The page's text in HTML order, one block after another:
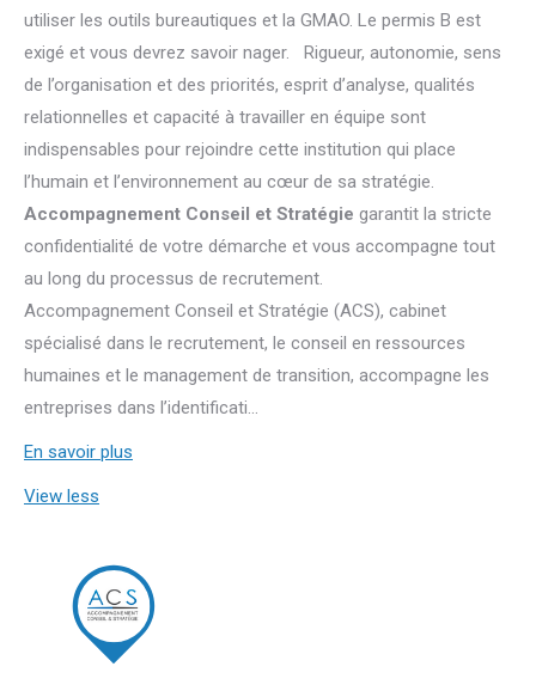
utiliser les outils bureautiques et la GMAO. Le permis B est
exigé et vous devrez savoir nager. Rigueur, autonomie, sens
de l’organisation et des priorités, esprit d’analyse, qualités
relationnelles et capacité à travailler en équipe sont
indispensables pour rejoindre cette institution qui place
l’humain et l’environnement au cœur de sa stratégie.
Accompagnement Conseil et Stratégie garantit la stricte
confidentialité de votre démarche et vous accompagne tout
au long du processus de recrutement.
Accompagnement Conseil et Stratégie (ACS), cabinet
spécialisé dans le recrutement, le conseil en ressources
humaines et le management de transition, accompagne les
entreprises dans l’identificati...
En savoir plus
View less